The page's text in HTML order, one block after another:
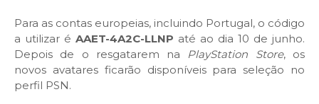
Para as contas europeias, incluindo Portugal, o código
a utilizar é AAET-4A2C-LLNP até ao dia 10 de junho.
Depois de o resgatarem na PlayStation Store, os
novos avatares ficarão disponíveis para seleção no
perfil PSN.